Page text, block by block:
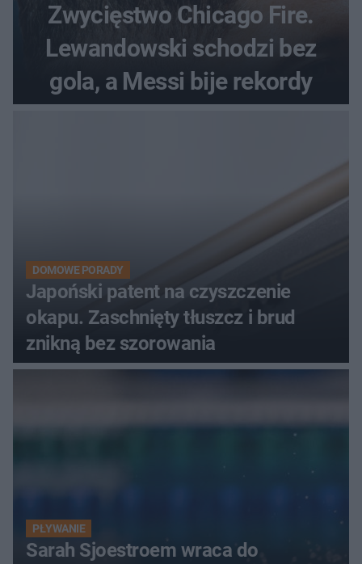
Zwycięstwo Chicago Fire.
Lewandowski schodzi bez
gola, a Messi bije rekordy
DOMOWE PORADY
Japoński patent na czyszczenie
okapu. Zaschnięty tłuszcz i brud
znikną bez szorowania
PŁYWANIE
Sarah Sjoestroem wraca do